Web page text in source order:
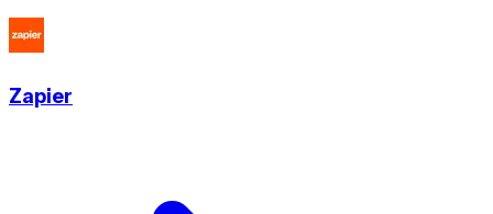
Zapier